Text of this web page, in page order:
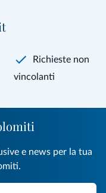
Richieste non
vincolanti
e news per la tua